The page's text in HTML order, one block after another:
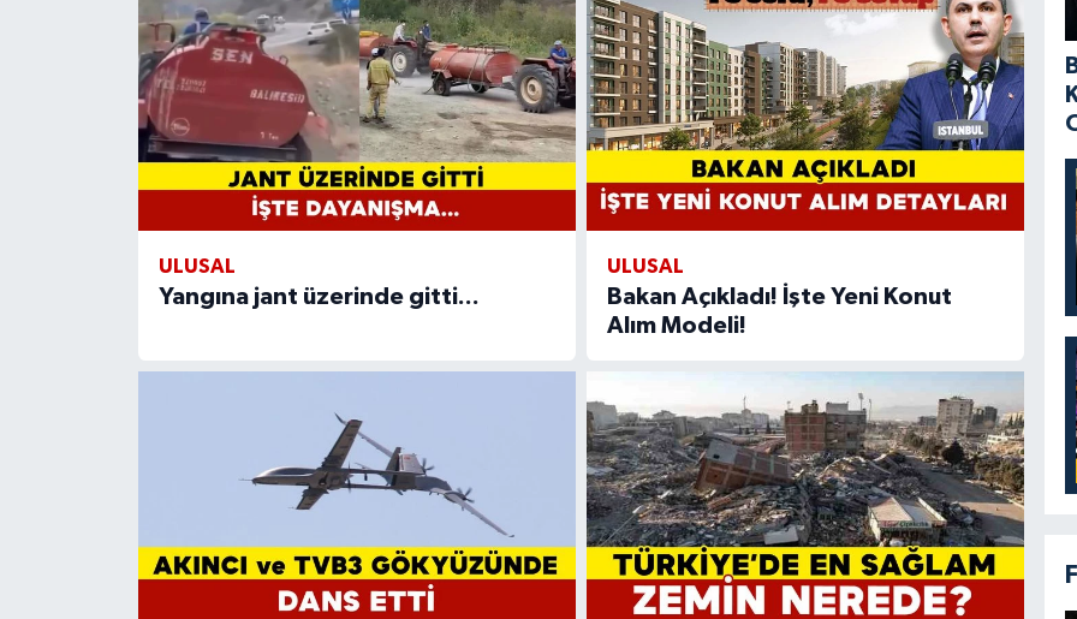
ULUSAL
Yangına jant üzerinde gitti...
ULUSAL
Bakan Açıkladı! İşte Yeni Konut
Alım Modeli!